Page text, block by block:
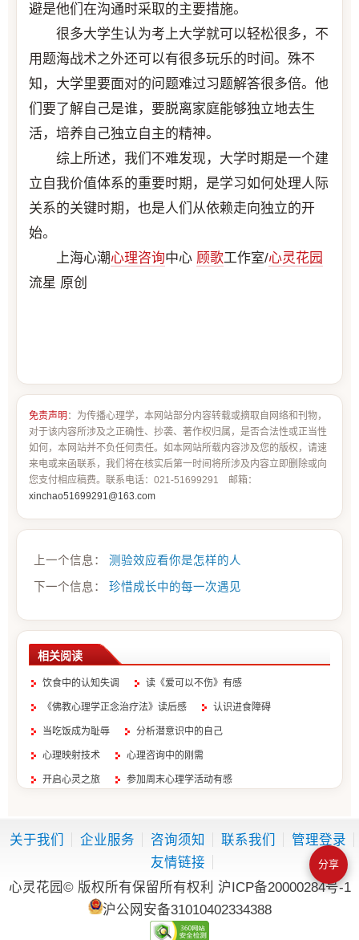
避是他们在沟通时采取的主要措施。
很多大学生认为考上大学就可以轻松很多，不
用题海战术之外还可以有很多玩乐的时间。殊不
知，大学里要面对的问题难过习题解答很多倍。他
们要了解自己是谁，要脱离家庭能够独立地去生
活，培养自己独立自主的精神。
综上所述，我们不难发现，大学时期是一个建
立自我价值体系的重要时期，是学习如何处理人际
关系的关键时期，也是人们从依赖走向独立的开
始。
上海心潮心理咨询中心 顾歌工作室/心灵花园
流星 原创
免责声明 ：为传播心理学，本网站部分内容转载或摘取自网络和刊物，
对于该内容所涉及之正确性、抄袭、著作权归属，是否合法性或正当性
如何，本网站并不负任何责任。如本网站所载内容涉及您的版权，请速
来电或来函联系，我们将在核实后第一时间将所涉及内容立即删除或向
您支付相应稿费。联系电话：021-51699291 邮箱：
xinchao51699291@163.com
上一个信息： 测验效应看你是怎样的人
下一个信息： 珍惜成长中的每一次遇见
相关阅读
饮食中的认知失调 读《爱可以不伤》有感
《佛教心理学正念治疗法》读后感 认识进食障碍
当吃饭成为耻辱 分析潜意识中的自己
心理映射技术 心理咨询中的刚需
开启心灵之旅 参加周末心理学活动有感
关于我们 企业服务 咨询须知 联系我们
管理登录
友情链接
心灵花园© 版权所有保留所有权利 沪ICP备20000284号-1
沪公网安备31010402334388
分享